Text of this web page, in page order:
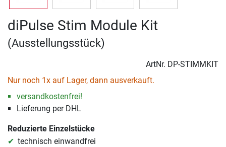
diPulse Stim Module Kit
(Ausstellungsstück)
ArtNr. DP-STIMMKIT
Nur noch 1x auf Lager, dann ausverkauft.
versandkostenfrei!
Lieferung per DHL
Reduzierte Einzelstücke
technisch einwandfrei